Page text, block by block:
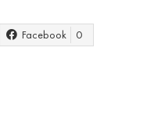
Facebook 0